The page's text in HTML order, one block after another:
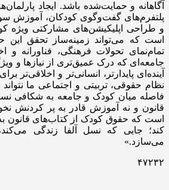
آگاهانه و حمایت‌شده باشد. ایجاد
پلتفرم‌های گفت‌وگوی کودکان، آموزش
و طراحی اپلیکیشن‌های مشارکتی ویژه
است که می‌تواند زمینه‌ساز تحقق این
تمام‌نمای تحولات فرهنگی، فناورانه
جامعه‌ای که درک عمیق‌تری از نیازها و
آینده‌ای پایدارتر، انسانی‌تر و اخلاقی‌تر
نظام حقوقی، تربیتی و اجتماعی ما
فاصله میان کودک و جامعه به شکافی
قانون و نه آموزش قادر به پر کردنش
است که حقوق کودک از کتاب‌های قانون
کند؛ جایی که نسل آلفا زندگی می‌کند،
می‌سازد.»
۴۷۲۳۲